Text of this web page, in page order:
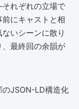
れぞれの立場で
にキャストと相
いシーンに散り
最終回の余韻が
のJSON-LD構造化